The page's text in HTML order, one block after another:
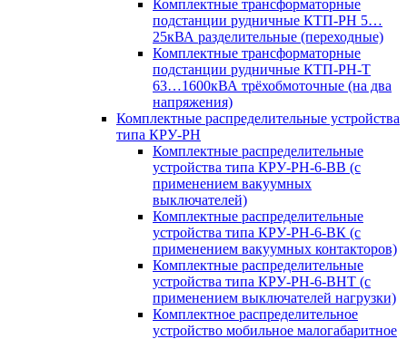
Комплектные трансформаторные
подстанции рудничные КТП-РН 5…
25кВА разделительные (переходные)
Комплектные трансформаторные
подстанции рудничные КТП-РН-Т
63…1600кВА трёхобмоточные (на два
напряжения)
Комплектные распределительные устройства
типа КРУ-РН
Комплектные распределительные
устройства типа КРУ-РН-6-ВВ (с
применением вакуумных
выключателей)
Комплектные распределительные
устройства типа КРУ-РН-6-ВК (с
применением вакуумных контакторов)
Комплектные распределительные
устройства типа КРУ-РН-6-ВНТ (с
применением выключателей нагрузки)
Комплектное распределительное
устройство мобильное малогабаритное